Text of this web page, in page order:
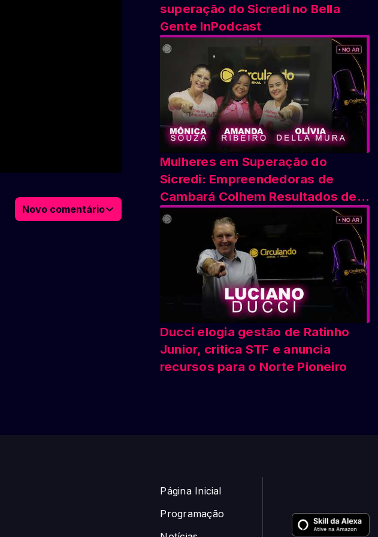
superação do Sicredi no Bella
Gente InPodcast
Mulheres em Superação do
Sicredi: Empreendedoras de
Cambará Colhem Resultados de
Capacitação
Ducci elogia gestão de Ratinho
Junior, critica STF e anuncia
recursos para o Norte Pioneiro
Novo comentário
Página Inicial
Programação